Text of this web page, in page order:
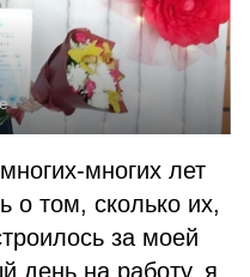
многих лет
о том, сколько их,
за моей
день на работу, я